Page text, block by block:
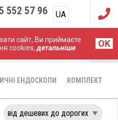
сайт, Ви приймаєте
cookies,детальніше OK
552 57 96 UA
RU
систем
ЕНДОСКОПИ